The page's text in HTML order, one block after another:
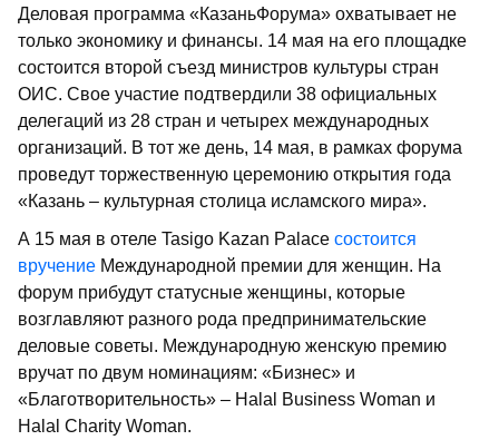
Деловая программа «КазаньФорума» охватывает не
только экономику и финансы. 14 мая на его площадке
состоится второй съезд министров культуры стран
ОИС. Свое участие подтвердили 38 официальных
делегаций из 28 стран и четырех международных
организаций. В тот же день, 14 мая, в рамках форума
проведут торжественную церемонию открытия года
«Казань – культурная столица исламского мира».
А 15 мая в отеле Tasigo Kazan Palace состоится
вручение Международной премии для женщин. На
форум прибудут статусные женщины, которые
возглавляют разного рода предпринимательские
деловые советы. Международную женскую премию
вручат по двум номинациям: «Бизнес» и
«Благотворительность» – Halal Business Woman и
Halal Charity Woman.